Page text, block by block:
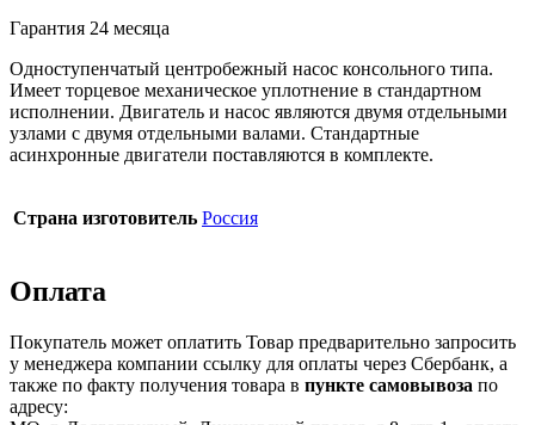
Гарантия 24 месяца
Одноступенчатый центробежный насос консольного типа.
Имеет торцевое механическое уплотнение в стандартном
исполнении. Двигатель и насос являются двумя отдельными
узлами с двумя отдельными валами. Стандартные
асинхронные двигатели поставляются в комплекте.
Страна изготовитель Россия
Оплата
Покупатель может оплатить Товар предварительно запросить
у менеджера компании ссылку для оплаты через Сбербанк, а
также по факту получения товара в пункте самовывоза по
адресу: